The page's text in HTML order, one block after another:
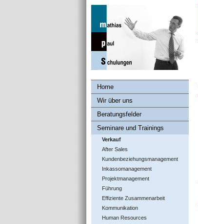
Home
Wir über uns
Beratungsfelder
Seminare und Trainings
Verkauf
After Sales
Kundenbeziehungs­management
Inkassomanagement
Projektmanagement
Führung
Effiziente Zusammenarbeit
Kommunikation
Human Resources